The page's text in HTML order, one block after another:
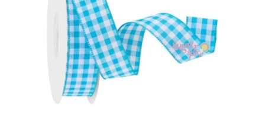
Sabloane - Embosere
Ustensile ciocolata
AMBALARE & PREZENTARE
Cakepops - Acadele